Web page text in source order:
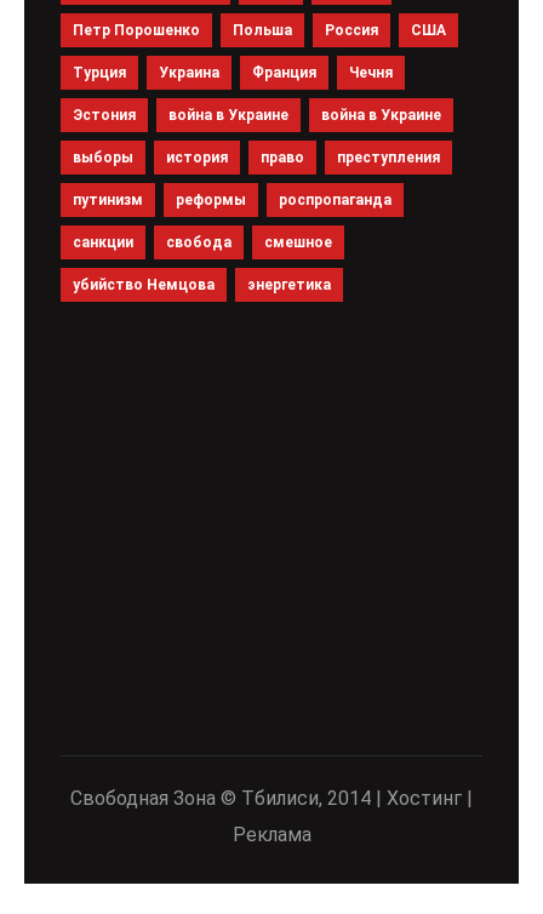
Петр Порошенко Польша Россия США
Турция Украина Франция Чечня
Эстония война в Украине война в Украине
выборы история право преступления
путинизм реформы роспропаганда
санкции свобода смешное
убийство Немцова энергетика
Свободная Зона © Тбилиси, 2014 | Хостинг |
Реклама